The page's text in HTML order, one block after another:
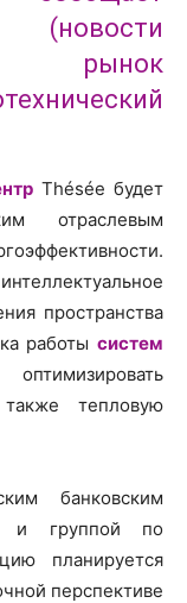
рынок
Thésée будет
отраслевым
пространства
работы систем
тепловую
банковским
и группой по
планируется
перспективе